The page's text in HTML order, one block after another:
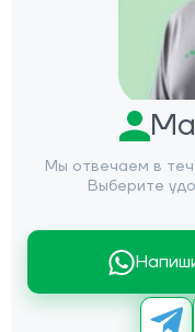
Мы отвечаем в
Выберите